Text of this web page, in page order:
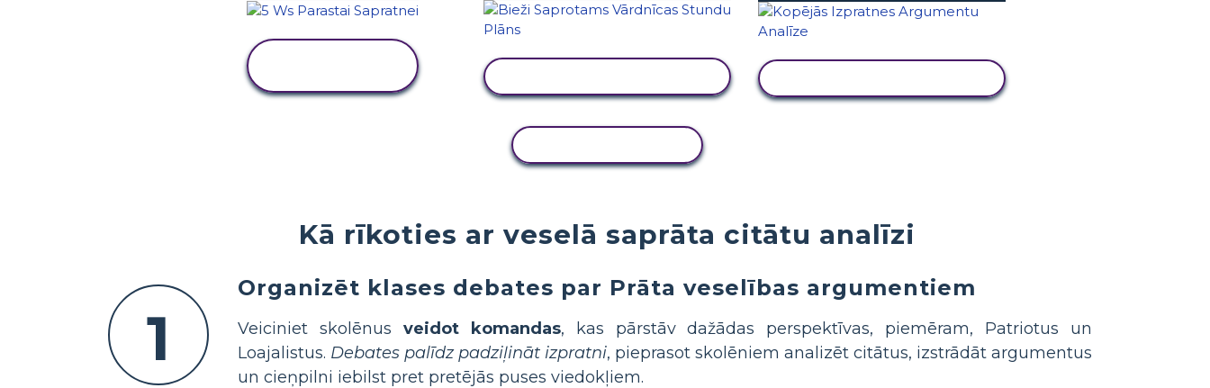
Kā rīkoties ar veselā saprāta citātu analīzi
1
Organizēt klases debates par Prāta veselības argumentiem
Veiciniet skolēnus veidot komandas, kas pārstāv dažādas perspektīvas, piemēram, Patriotus un
Loajalistus. Debates palīdz padziļināt izpratni, pieprasot skolēniem analizēt citātus, izstrādāt argumentus
un cieņpilni iebilst pret pretējās puses viedokļiem.